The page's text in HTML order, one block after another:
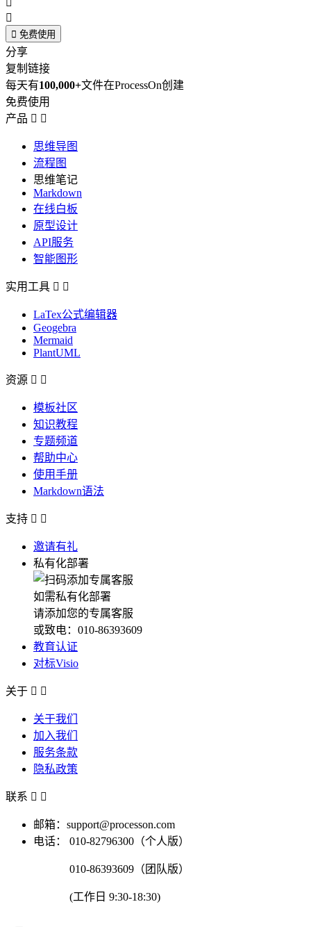

 免费使用
分享
复制链接
每天有100,000+文件在ProcessOn创建
免费使用
产品  
思维导图
流程图
思维笔记
Markdown
在线白板
原型设计
API服务
智能图形
实用工具  
LaTex公式编辑器
Geogebra
Mermaid
PlantUML
资源  
模板社区
知识教程
专题频道
帮助中心
使用手册
Markdown语法
支持  
邀请有礼
私有化部署
如需私有化部署
请添加您的专属客服
或致电：010-86393609
教育认证
对标Visio
关于  
关于我们
加入我们
服务条款
隐私政策
联系  
邮箱：support@processon.com
电话：
010-82796300（个人版）
010-86393609（团队版）
(工作日 9:30-18:30)